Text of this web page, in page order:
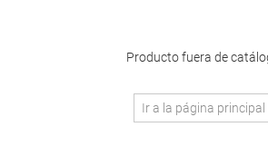
Producto fuera de
Ir a la página principal